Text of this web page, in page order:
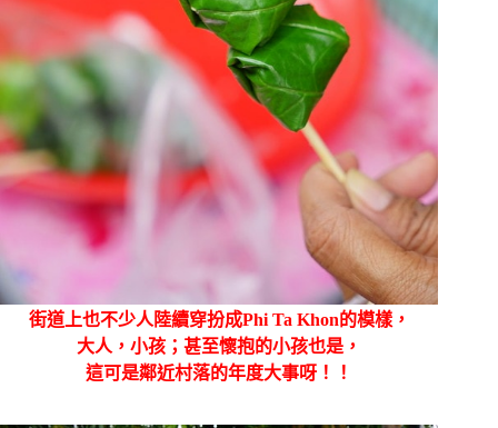
街道上也不少人陸續穿扮成Phi Ta Khon的模樣，
大人，小孩；甚至懷抱的小孩也是，
這可是鄰近村落的年度大事呀！！